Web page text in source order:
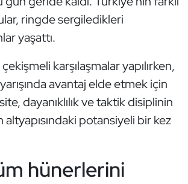
ringde sergiledikleri
yaşattı.
karşılaşmalar yapılırken,
avantaj elde etmek için
dayanıklılık ve taktik disiplinin
altyapısındaki potansiyeli bir kez
hünerlerini